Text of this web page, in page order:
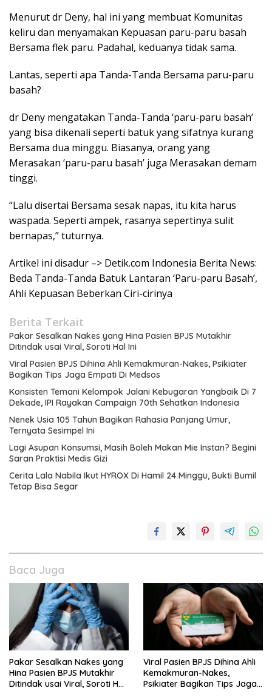
Menurut dr Deny, hal ini yang membuat Komunitas
keliru dan menyamakan Kepuasan paru-paru basah
Bersama flek paru. Padahal, keduanya tidak sama.
Lantas, seperti apa Tanda-Tanda Bersama paru-paru
basah?
dr Deny mengatakan Tanda-Tanda ‘paru-paru basah’
yang bisa dikenali seperti batuk yang sifatnya kurang
Bersama dua minggu. Biasanya, orang yang
Merasakan ‘paru-paru basah’ juga Merasakan demam
tinggi.
“Lalu disertai Bersama sesak napas, itu kita harus
waspada. Seperti ampek, rasanya sepertinya sulit
bernapas,” tuturnya.
Artikel ini disadur –> Detik.com Indonesia Berita News:
Beda Tanda-Tanda Batuk Lantaran ‘Paru-paru Basah’,
Ahli Kepuasan Beberkan Ciri-cirinya
Berita Terkait
Pakar Sesalkan Nakes yang Hina Pasien BPJS Mutakhir
Ditindak usai Viral, Soroti Hal Ini
Viral Pasien BPJS Dihina Ahli Kemakmuran-Nakes, Psikiater
Bagikan Tips Jaga Empati Di Medsos
Konsisten Temani Kelompok Jalani Kebugaran Yangbaik Di 7
Dekade, IPI Rayakan Campaign 70th Sehatkan Indonesia
Nenek Usia 105 Tahun Bagikan Rahasia Panjang Umur,
Ternyata Sesimpel Ini
Lagi Asupan Konsumsi, Masih Boleh Makan Mie Instan? Begini
Saran Praktisi Medis Gizi
Cerita Lala Nabila Ikut HYROX Di Hamil 24 Minggu, Bukti Bumil
Tetap Bisa Segar
Baca Juga
Pakar Sesalkan Nakes yang
Hina Pasien BPJS Mutakhir
Ditindak usai Viral, Soroti Hal
Viral Pasien BPJS Dihina Ahli
Kemakmuran-Nakes,
Psikiater Bagikan Tips Jaga